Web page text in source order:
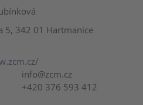
5, 342 01 Hartmanice
info@zcm.cz
+420 376 593 412